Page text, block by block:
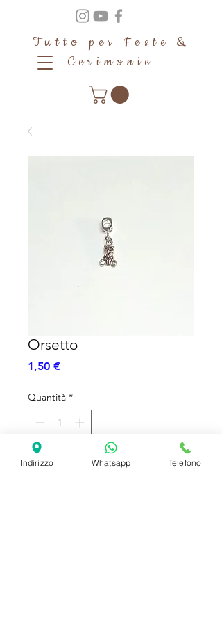
Tutto per Feste &
Cerimonie
Orsetto
1,50 €Prezzo
Quantità *
Aggiungi al carrello
Indirizzo Whatsapp Telefono